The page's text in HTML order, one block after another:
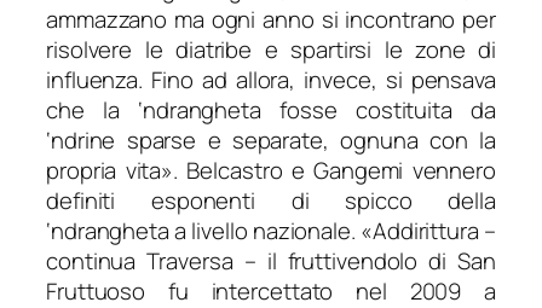
ammazzano ma ogni anno si incontrano per
risolvere le diatribe e spartirsi le zone di
influenza. Fino ad allora, invece, si pensava
che la ‘ndrangheta fosse costituita da
‘ndrine sparse e separate, ognuna con la
propria vita». Belcastro e Gangemi vennero
definiti esponenti di spicco della
‘ndrangheta a livello nazionale. «Addirittura –
continua Traversa – il fruttivendolo di San
Fruttuoso fu intercettato nel 2009 a